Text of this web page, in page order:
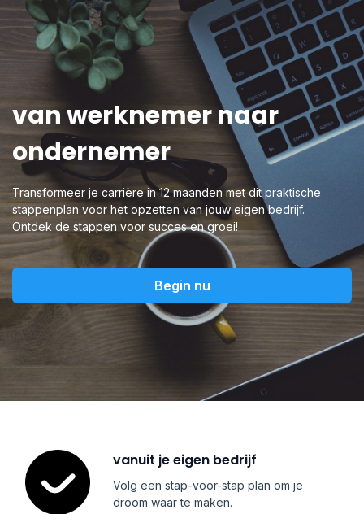
van werknemer naar
ondernemer
Transformeer je carrière in 12 maanden met dit praktische
stappenplan voor het opzetten van jouw eigen bedrijf.
Ontdek de stappen voor succes en groei!
Begin nu
vanuit je eigen bedrijf
Volg een stap-voor-stap plan om je
droom waar te maken.